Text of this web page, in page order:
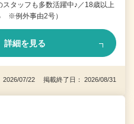
タッフも多数活躍中♪／18歳以上
※例外事由2号）
詳細を見る
2026/07/22 掲載終了日： 2026/08/31